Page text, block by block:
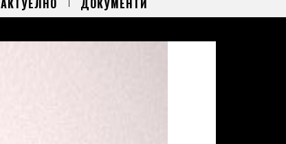
АКТУЕЛНО ДОКУМЕНТИ